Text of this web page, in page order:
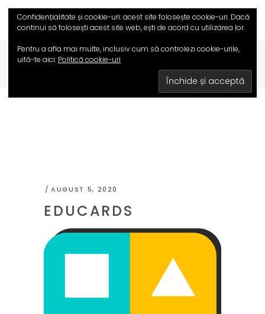
HOME/EDUCARDS
AUGUST 5, 2020
EDUCARDS
Confidențialitate și cookie-uri: acest site folosește cookie-uri. Dacă
continui să folosești acest site web, ești de acord cu utilizarea lor.
Pentru a afla mai multe, inclusiv cum să controlezi cookie-urile,
uită-te aici: Politică cookie-uri